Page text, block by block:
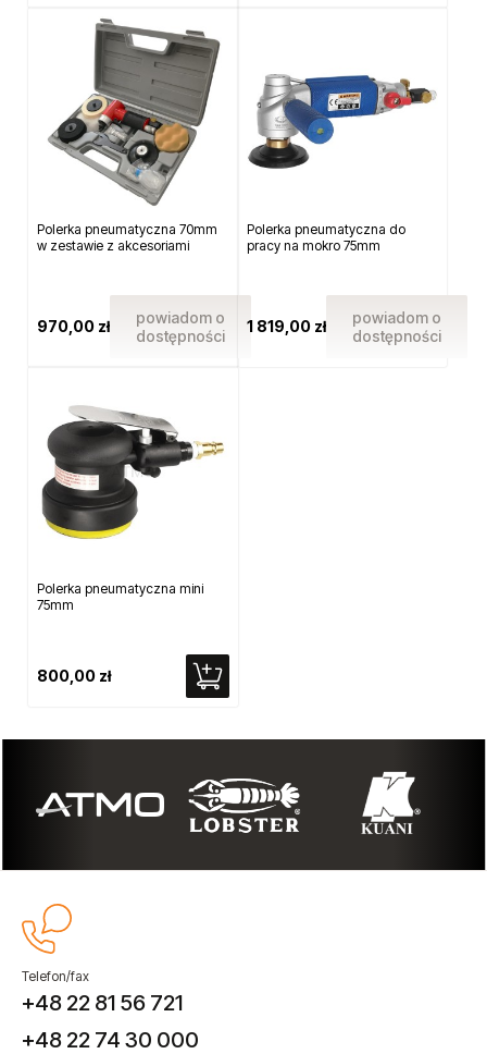
Polerka pneumatyczna 70mm
w zestawie z akcesoriami
970,00 zł
powiadom o
dostępności
Polerka pneumatyczna do
pracy na mokro 75mm
1 819,00 zł
powiadom o
dostępności
Polerka pneumatyczna mini
75mm
800,00 zł
Telefon/fax
+48 22 81 56 721
+48 22 74 30 000